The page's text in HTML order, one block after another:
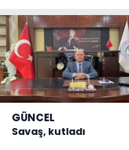
GÜNCEL
Savaş, kutladı